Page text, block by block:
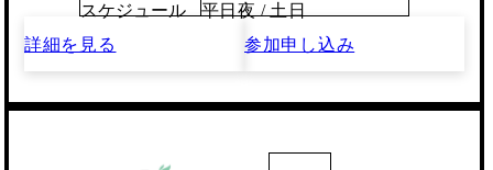
スケジュール
平日夜 / 土日
詳細を見る
参加申し込み